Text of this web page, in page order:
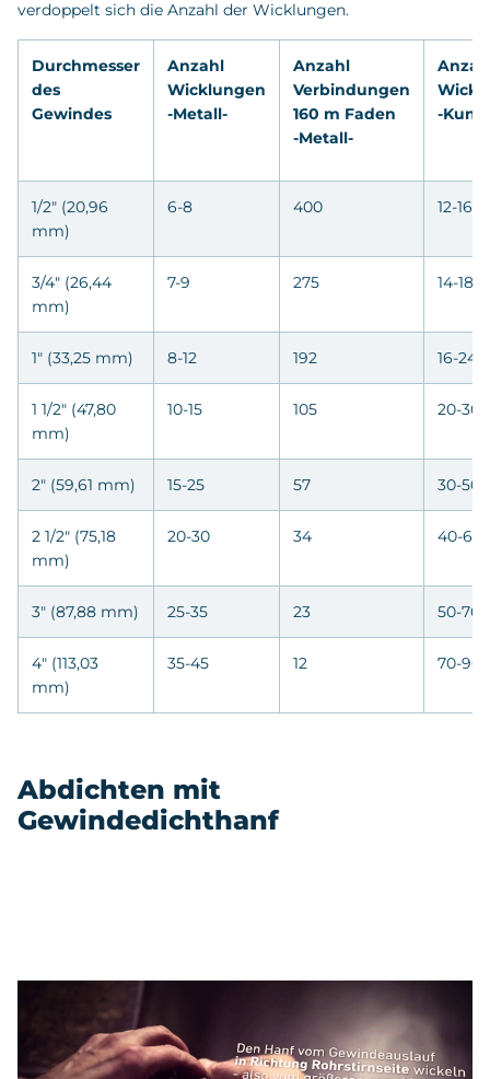
verdoppelt sich die Anzahl der Wicklungen.
Durchmesser
des
Gewindes
Anzahl
Wicklungen
-Metall-
Anzahl
Verbindungen
160 m Faden
-Metall-
-
1/2" (20,96
mm)
6-8 400 12-16
3/4" (26,44
mm)
7-9 275 14-18
1" (33,25 mm) 8-12 192 16-24
1 1/2" (47,80
mm)
10-15 105 20-30
2" (59,61 mm) 15-25 57 30-50
2 1/2" (75,18
mm)
20-30 34 40-60
3" (87,88 mm) 25-35 23 50-70
4" (113,03
mm)
35-45 12 70-90
Abdichten mit
Gewindedichthanf